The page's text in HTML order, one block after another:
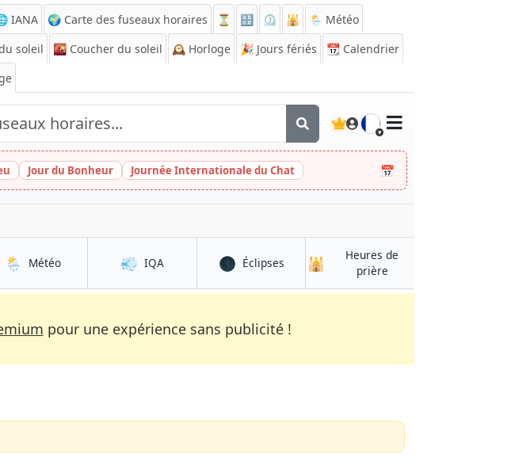
IANA 🌍 Carte des fuseaux horaires ⏳ 🔡 ⏲️ 🕌
🌦️ Météo
soleil 🌇 Coucher du soleil 🕰️ Horloge 🎉 Jours fériés 📆 Calendrier
🇫🇷
Jour du Bonheur Journée Internationale du Chat 📅
🌦️ Météoà Quevedo 💨 IQAà Quevedo 🌑 Éclipsesà Quevedo
🕌
Heures de
prièreà Quevedo
pour une expérience sans publicité !